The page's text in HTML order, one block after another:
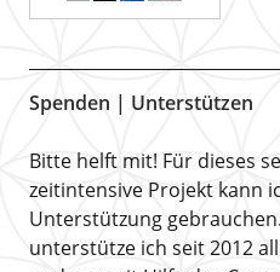
Spenden | Unterstützen
Bitte helft mit! Für dieses
zeitintensive Projekt kann
Unterstützung
unterstütze ich seit 2012